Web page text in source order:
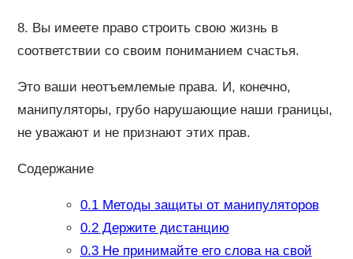
8. Вы имеете право строить свою жизнь в
соответствии со своим пониманием счастья.
Это ваши неотъемлемые права. И, конечно,
манипуляторы, грубо нарушающие наши границы,
не уважают и не признают этих прав.
Содержание
0.1Методы защиты от манипуляторов
0.2Держите дистанцию
0.3Не принимайте его слова на свой